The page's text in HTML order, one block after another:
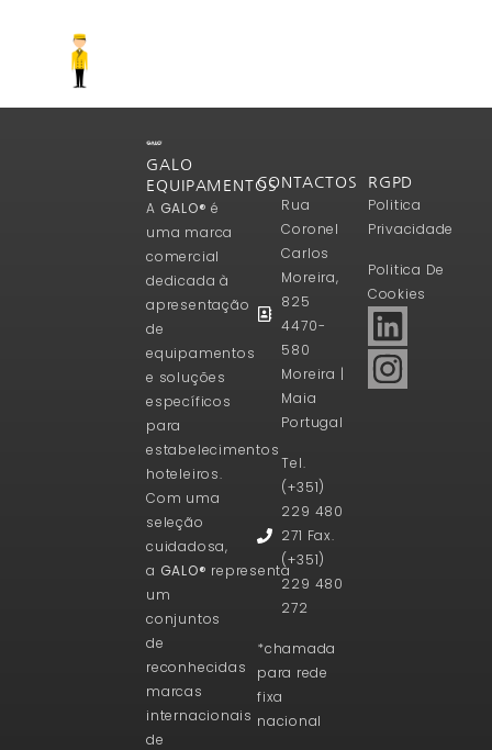
GALO
EQUIPAMENTOS
A GALO® é
uma marca
comercial
dedicada à
apresentação
de
equipamentos
e soluções
específicos
para
estabelecimentos
hoteleiros.
Com uma
seleção
cuidadosa,
a GALO® representa
um
conjuntos
de
reconhecidas
marcas
internacionais
de
CONTACTOS
Rua
Coronel
Carlos
Moreira,
825
4470-
580
Moreira |
Maia
Portugal
Tel.
(+351)
229 480
271 Fax.
(+351)
229 480
272
*chamada
para rede
fixa
nacional
RGPD
Politica
Privacidade
Politica De
Cookies